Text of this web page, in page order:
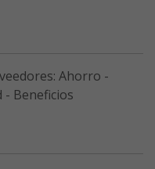
Ahorro -
- Beneficios